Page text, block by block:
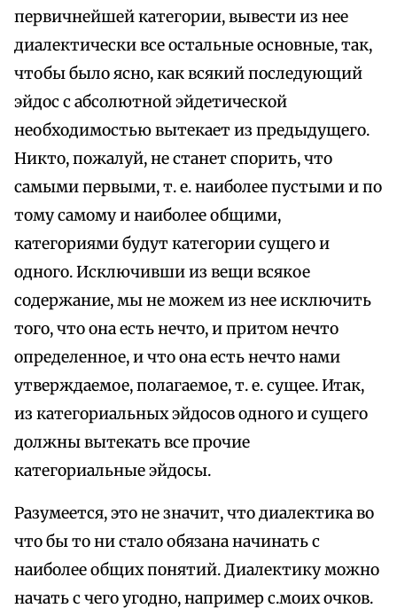
первичнейшей категории, вывести из нее
диалектически все остальные основные, так,
чтобы было ясно, как всякий последующий
эйдос с абсолютной эйдетической
необходимостью вытекает из предыдущего.
Никто, пожалуй, не станет спорить, что
самыми первыми, т. е. наиболее пустыми и по
тому самому и наиболее общими,
категориями будут категории сущего и
одного. Исключивши из вещи всякое
содержание, мы не можем из нее исключить
того, что она есть нечто, и притом нечто
определенное, и что она есть нечто нами
утверждаемое, полагаемое, т. е. сущее. Итак,
из категориальных эйдосов одного и сущего
должны вытекать все прочие
категориальные эйдосы.
Разумеется, это не значит, что диалектика во
что бы то ни стало обязана начинать с
наиболее общих понятий. Диалектику можно
начать с чего угодно, например с.моих очков.